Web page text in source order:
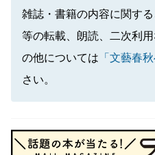
雑誌・書籍の内容に関す
等の転載、朗読、二次利
の他については 「文藝春
さい。